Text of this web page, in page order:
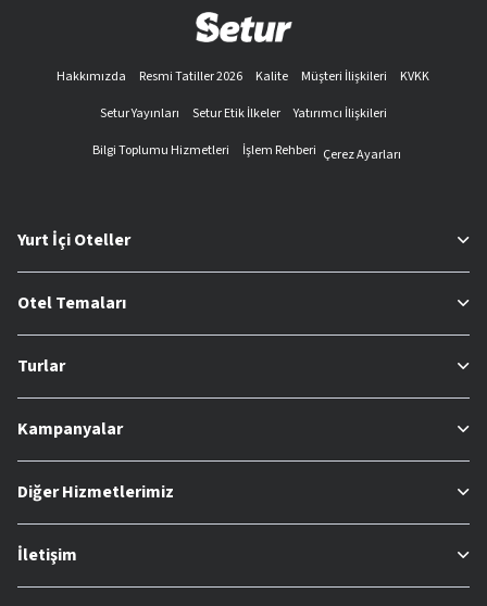
Hakkımızda Resmi Tatiller 2026 Kalite Müşteri İlişkileri
KVKK
Setur Yayınları
Setur Etik İlkeler
Yatırımcı İlişkileri
Bilgi Toplumu Hizmetleri
İşlem Rehberi Çerez Ayarları
Yurt İçi Oteller
Otel Temaları
Turlar
Kampanyalar
Diğer Hizmetlerimiz
İletişim